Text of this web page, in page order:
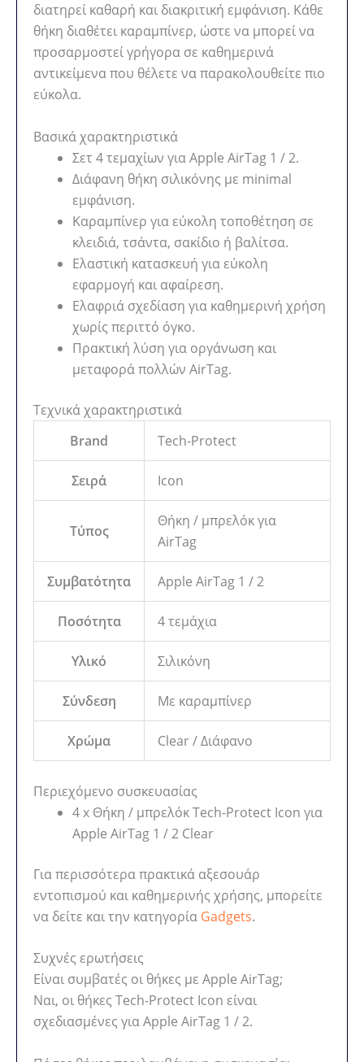
διατηρεί καθαρή και διακριτική εμφάνιση. Κάθε
θήκη διαθέτει καραμπίνερ, ώστε να μπορεί να
προσαρμοστεί γρήγορα σε καθημερινά
αντικείμενα που θέλετε να παρακολουθείτε πιο
εύκολα.
Βασικά χαρακτηριστικά
Σετ 4 τεμαχίων για Apple AirTag 1 / 2.
Διάφανη θήκη σιλικόνης με minimal
εμφάνιση.
Καραμπίνερ για εύκολη τοποθέτηση σε
κλειδιά, τσάντα, σακίδιο ή βαλίτσα.
Ελαστική κατασκευή για εύκολη
εφαρμογή και αφαίρεση.
Ελαφριά σχεδίαση για καθημερινή χρήση
χωρίς περιττό όγκο.
Πρακτική λύση για οργάνωση και
μεταφορά πολλών AirTag.
Τεχνικά χαρακτηριστικά
Brand
Tech-Protect
Σειρά Icon
Τύπος
Θήκη / μπρελόκ για
AirTag
Συμβατότητα Apple AirTag 1 / 2
Ποσότητα 4 τεμάχια
Υλικό Σιλικόνη
Σύνδεση Με καραμπίνερ
Χρώμα Clear / Διάφανο
Περιεχόμενο συσκευασίας
4 x Θήκη / μπρελόκ Tech-Protect Icon για
Apple AirTag 1 / 2 Clear
Για περισσότερα πρακτικά αξεσουάρ
εντοπισμού και καθημερινής χρήσης, μπορείτε
να δείτε και την κατηγορία Gadgets.
Συχνές ερωτήσεις
Είναι συμβατές οι θήκες με Apple AirTag;
Ναι, οι θήκες Tech-Protect Icon είναι
σχεδιασμένες για Apple AirTag 1 / 2.